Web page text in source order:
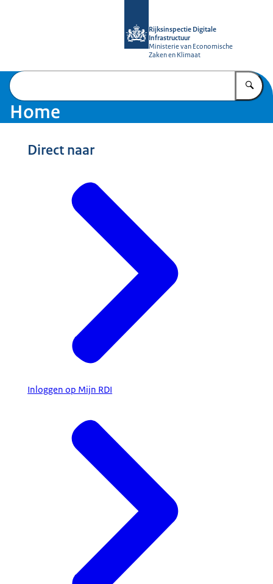
Rijksinspectie Digitale
Infrastructuur
Ministerie van Economische
Zaken en Klimaat
Home
Direct naar
Inloggen op Mijn RDI